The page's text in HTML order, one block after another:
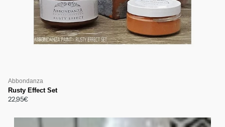
Abbondanza
Rusty Effect Set
22,95€